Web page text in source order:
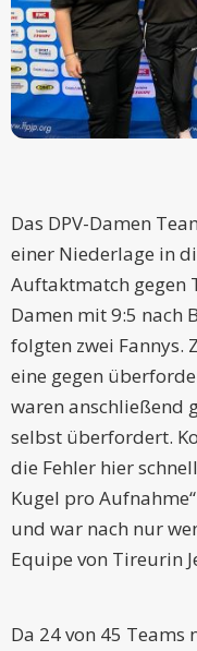
Das DPV-Damen
einer Niederlage in
Auftaktmatch gegen
Damen mit 9:5 nach
folgten zwei Fannys.
eine gegen
waren anschließend
selbst überfordert.
die Fehler hier
Kugel pro
und war nach nur
Equipe von Tireurin
Da 24 von 45 Teams